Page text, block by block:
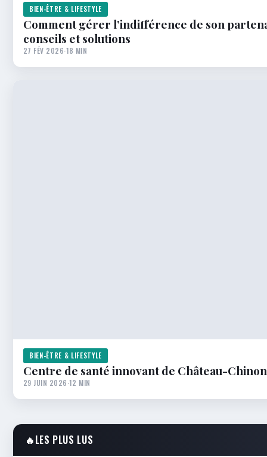
BIEN-ÊTRE & LIFESTYLE
Comment gérer l’indifférence de son
conseils et solutions
27 FÉV 2026·18 MIN
BIEN-ÊTRE & LIFESTYLE
Centre de santé innovant de Château-
29 JUIN 2026·12 MIN
🔥LES PLUS LUS